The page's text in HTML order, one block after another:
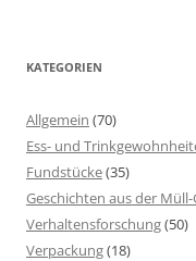
KATEGORIEN
Allgemein (70)
Ess- und
Fundstücke(35)
Geschichten aus der
Verhaltensforschung(50)
Verpackung(18)